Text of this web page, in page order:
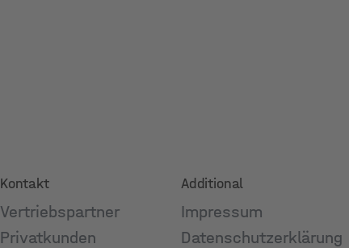
Kontakt
Vertriebspartner
Privatkunden
Additional
Impressum
Datenschutzerklärung